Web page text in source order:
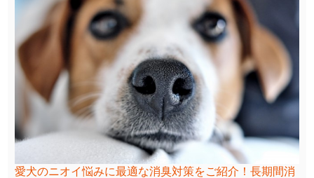
愛犬のニオイ悩みに最適な消臭対策をご紹介！長期間消